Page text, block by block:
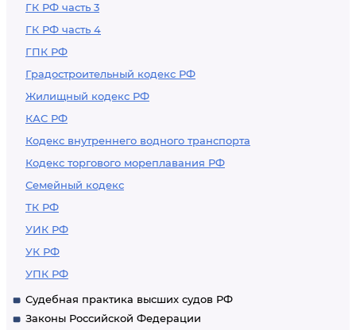
ГК РФ часть 3
ГК РФ часть 4
ГПК РФ
Градостроительный кодекс РФ
Жилищный кодекс РФ
КАС РФ
Кодекс внутреннего водного транспорта
Кодекс торгового мореплавания РФ
Семейный кодекс
ТК РФ
УИК РФ
УК РФ
УПК РФ
Судебная практика высших судов РФ
Законы Российской Федерации